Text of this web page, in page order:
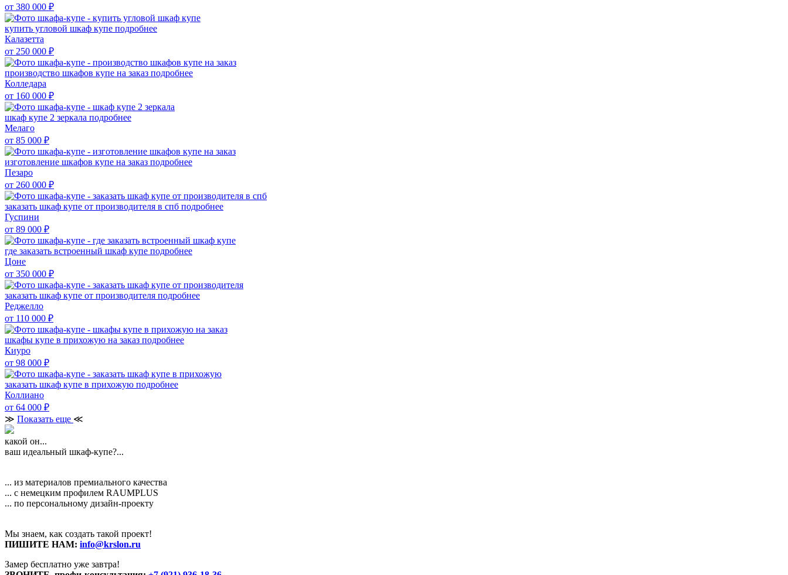
от 380 000 ₽
купить угловой шкаф купе подробнее
Калазетта
от 250 000 ₽
производство шкафов купе на заказ подробнее
Колледара
от 160 000 ₽
шкаф купе 2 зеркала подробнее
Мелаго
от 85 000 ₽
изготовление шкафов купе на заказ подробнее
Пезаро
от 260 000 ₽
заказать шкаф купе от производителя в спб подробнее
Гуспини
от 89 000 ₽
где заказать встроенный шкаф купе подробнее
Цоне
от 350 000 ₽
заказать шкаф купе от производителя подробнее
Реджелло
от 110 000 ₽
шкафы купе в прихожую на заказ подробнее
Киуро
от 98 000 ₽
заказать шкаф купе в прихожую подробнее
Коллиано
от 64 000 ₽
≫ Показать еще ≪
какой он...
ваш идеальный шкаф-купе?...
... из материалов премиального качества
... с немецким профилем RAUMPLUS
... по персональному дизайн-проекту
Мы знаем, как создать такой проект!
ПИШИТЕ НАМ: info@krslon.ru
Замер бесплатно уже завтра!